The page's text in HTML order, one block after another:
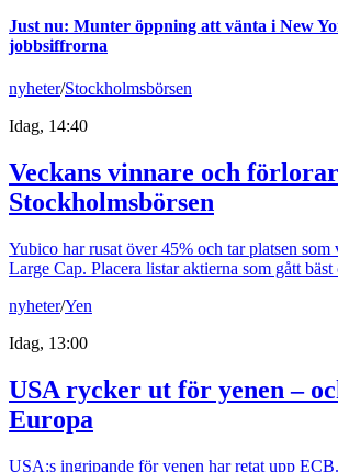
Just nu: Munter öppning att vänta i New
jobbsiffrorna
nyheter/Stockholmsbörsen
Idag, 14:40
Veckans vinnare och
Stockholmsbörsen
Yubico har rusat över 45% och tar platsen som
Large Cap. Placera listar aktierna som gått
nyheter/Yen
Idag, 13:00
USA rycker ut för yenen –
Europa
USA:s ingripande för yenen har retat upp